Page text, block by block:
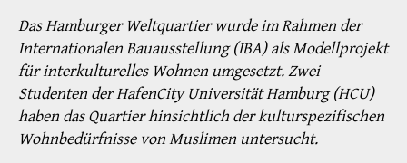
Das Hamburger Weltquartier wurde im Rahmen der
Internationalen Bauausstellung (IBA) als Modellprojekt
für interkulturelles Wohnen umgesetzt. Zwei
Studenten der HafenCity Universität Hamburg (HCU)
haben das Quartier hinsichtlich der kulturspezifischen
Wohnbedürfnisse von Muslimen untersucht.